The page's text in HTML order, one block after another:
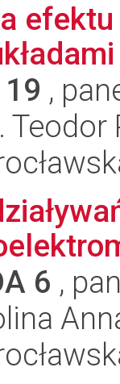
19 ,
6 ,